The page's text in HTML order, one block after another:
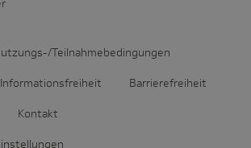
Teilnahmebedingungen
Barrierefreiheit
Kontakt